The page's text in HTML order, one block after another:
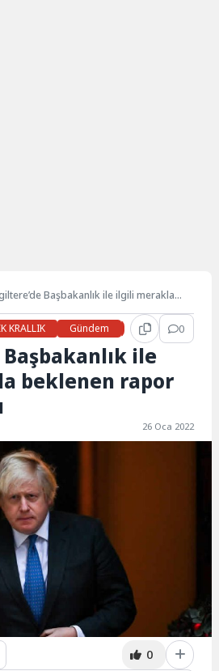
Başbakanlık ile ilgili merakla
KRALLIK Gündem Haberler 0
ile
beklenen rapor
26 Oca 2022
0